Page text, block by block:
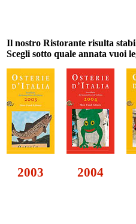
2003 2004
Il nostro Ristorante risulta
Scegli sotto quale annata vuoi